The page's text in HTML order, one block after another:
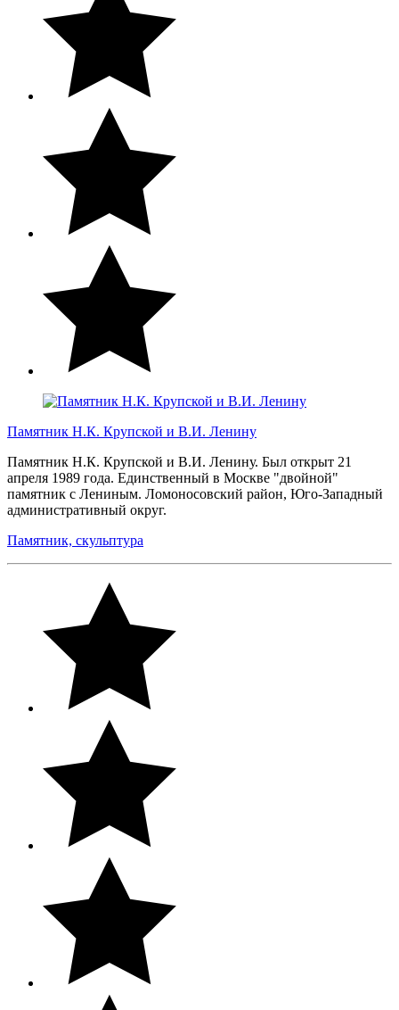
Памятник Н.К. Крупской и В.И. Ленину
Памятник Н.К. Крупской и В.И. Ленину. Был открыт 21
апреля 1989 года. Единственный в Москве "двойной"
памятник с Лениным. Ломоносовский район, Юго-Западный
административный округ.
Памятник, скульптура